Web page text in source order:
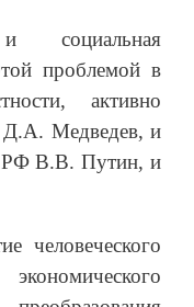
социальная
проблемой в
активно
Д.А. Медведев, и
РФ В.В. Путин, и
человеческого